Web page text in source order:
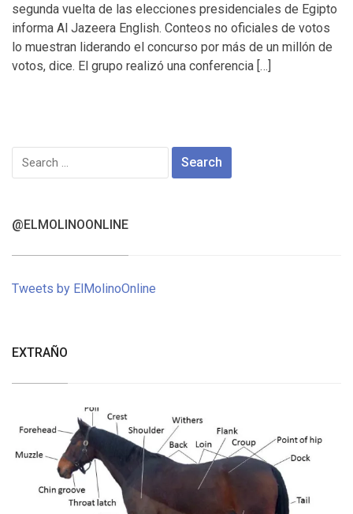
segunda vuelta de las elecciones presidenciales de Egipto
informa Al Jazeera English. Conteos no oficiales de votos
lo muestran liderando el concurso por más de un millón de
votos, dice. El grupo realizó una conferencia […]
Search
@ELMOLINOONLINE
Tweets by ElMolinoOnline
EXTRAÑO